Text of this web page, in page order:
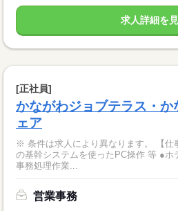
求人詳細を
[正社員]
かながわジョブテラス・か
ェア
※ 条件は求人により異なります。 【仕事内容例】 ●営業事務 社内
の基幹システムを使ったPC操作 等 ●
事務処理作業...
営業事務